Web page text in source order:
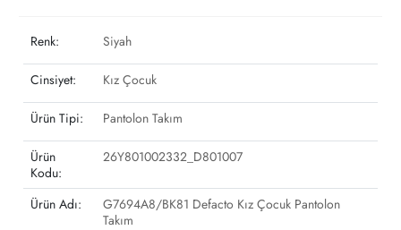
Renk: Siyah
Cinsiyet: Kız Çocuk
Ürün Tipi: Pantolon Takım
Ürün
Kodu:
26Y801002332_D801007
Ürün Adı:
G7694A8/BK81 Defacto Kız Çocuk Pantolon
Takım